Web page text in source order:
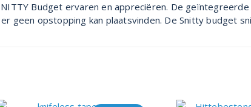
Budget ervaren en appreciëren. De
geen opstopping kan plaatsvinden. De Snitty budget